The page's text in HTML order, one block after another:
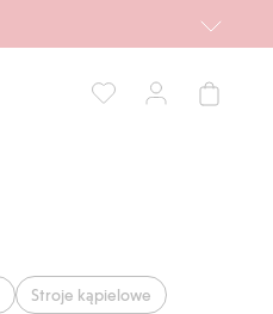
Stroje kąpielowe